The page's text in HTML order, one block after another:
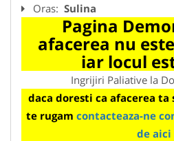
Oras: Sulina
Pagina
afacerea nu
iar locul
Ingrijiri Paliative la
daca doresti ca afacerea
te rugam contacteaza-ne
de aici